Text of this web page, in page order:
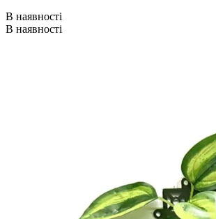
В наявності
В наявності